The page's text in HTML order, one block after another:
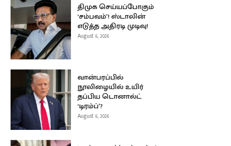
திமுக செய்யப்போகும்
‘சம்பவம்’! ஸ்டாலின்
எடுத்த அதிரடி முடிவு!
August 6, 2026
வான்பரப்பில்
நூலிழையில் உயிர்
தப்பிய டொனால்ட்
‘டிரம்ப்’?
August 6, 2026